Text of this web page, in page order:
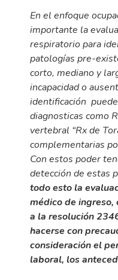
En el enfoque
importante la
respiratorio para
patologías pre-
corto, mediano y
incapacidad o
identificación
diagnosticas como
vertebral “Rx de
complementarias
Con estos poder
detección de estas
todo esto la
médico de
a la resolución
hacerse con
consideración el
laboral, los